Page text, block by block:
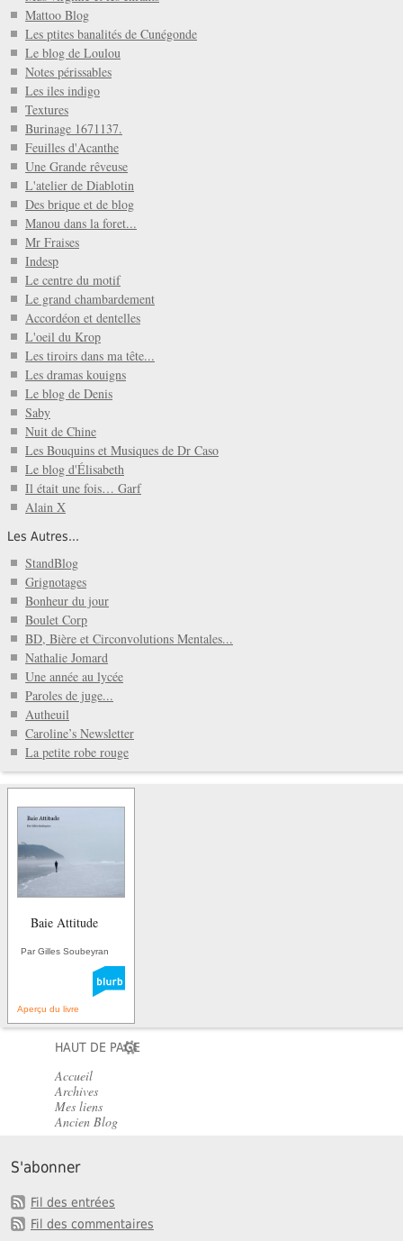
Mattoo Blog
Les ptites banalités de Cunégonde
Le blog de Loulou
Notes périssables
Les iles indigo
Textures
Burinage 1671137.
Feuilles d'Acanthe
Une Grande rêveuse
L'atelier de Diablotin
Des brique et de blog
Manou dans la foret...
Mr Fraises
Indesp
Le centre du motif
Le grand chambardement
Accordéon et dentelles
L'oeil du Krop
Les tiroirs dans ma tête...
Les dramas kouigns
Le blog de Denis
Saby
Nuit de Chine
Les Bouquins et Musiques de Dr Caso
Le blog d'Élisabeth
Il était une fois… Garf
Alain X
Les Autres...
StandBlog
Grignotages
Bonheur du jour
Boulet Corp
BD, Bière et Circonvolutions Mentales...
Nathalie Jomard
Une année au lycée
Paroles de juge...
Autheuil
Caroline’s Newsletter
La petite robe rouge
Baie Attitude
Par Gilles Soubeyran
Aperçu du livre
HAUT DE PAGE
Accueil
Archives
Mes liens
Ancien Blog
S'abonner
Fil des entrées
Fil des commentaires